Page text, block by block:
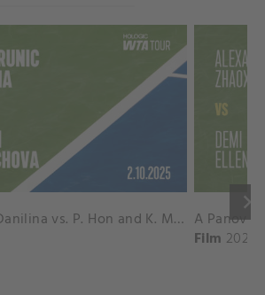
keyboard_arrow_right
A. Krunic and A. Danilina vs. P. Hon and K. Muchova Match Highlights - BEIJING_Capital Group Diamond ( October 02, 2025)
Film 2026